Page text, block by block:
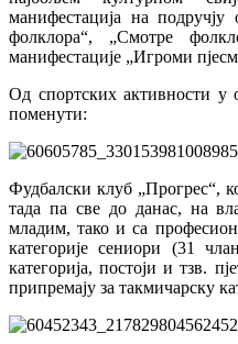
манифестација на
фолклора“, „Смотре
манифестације „Игроми
Од спортских активности
поменути:
Фудбалски клуб „Прогрес“,
тада па све до данас, на
младим, тако и са
категорије сениори (31
категорија, постоји и тзв.
припремају за такмичарску